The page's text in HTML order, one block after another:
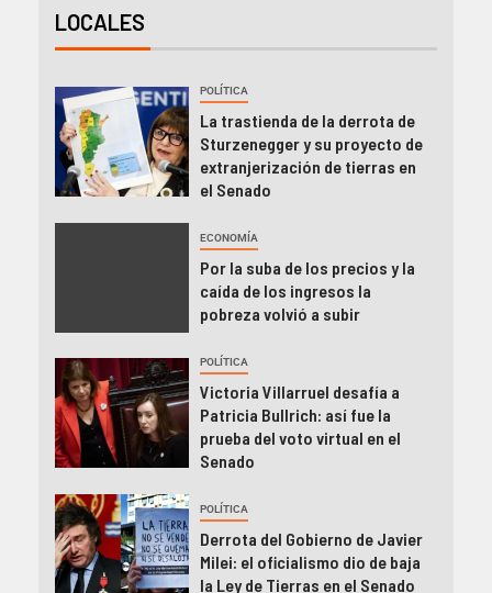
LOCALES
POLÍTICA
La trastienda de la derrota de
Sturzenegger y su proyecto de
extranjerización de tierras en
el Senado
ECONOMÍA
Por la suba de los precios y la
caída de los ingresos la
pobreza volvió a subir
POLÍTICA
Victoria Villarruel desafía a
Patricia Bullrich: así fue la
prueba del voto virtual en el
Senado
POLÍTICA
Derrota del Gobierno de Javier
Milei: el oficialismo dio de baja
la Ley de Tierras en el Senado